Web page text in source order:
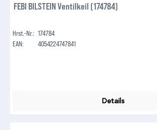
FEBI BILSTEIN Ventilkeil (174784)
Hrst.-Nr.: 174784
EAN:
4054224747841
Details